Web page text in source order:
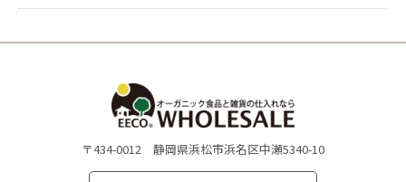
〒434-0012 静岡県浜松市浜名区中瀬5340-10